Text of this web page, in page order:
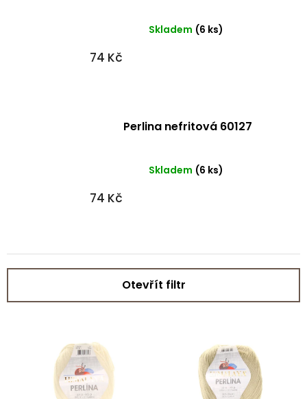
Skladem (6 ks)
74 Kč
Perlina nefritová 60127
Skladem (6 ks)
74 Kč
Otevřít filtr